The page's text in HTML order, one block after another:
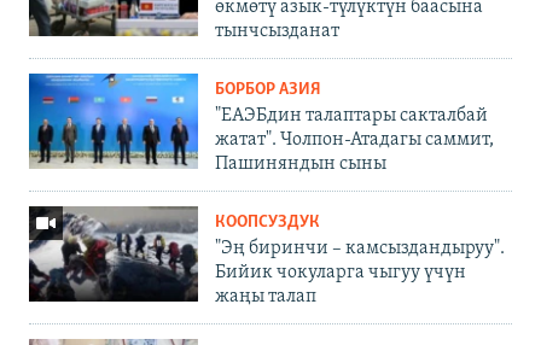
өкмөтү азык-түлүктүн баасына
тынчсызданат
БОРБОР АЗИЯ
"ЕАЭБдин талаптары сакталбай
жатат". Чолпон-Атадагы саммит,
Пашиняндын сыны
КООПСУЗДУК
"Эң биринчи – камсыздандыруу".
Бийик чокуларга чыгуу үчүн
жаңы талап